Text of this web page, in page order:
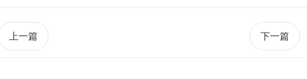
上一篇 下一篇